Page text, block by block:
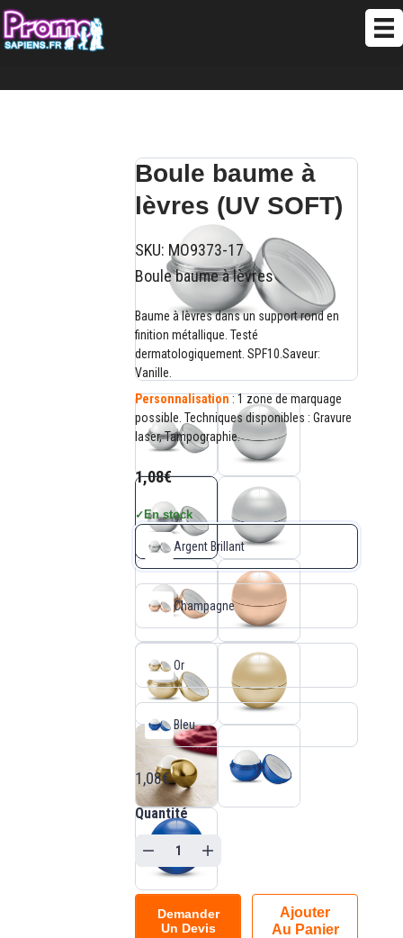
Boule baume à
lèvres (UV SOFT)
SKU: MO9373-17
Boule baume à lèvres
Baume à lèvres dans un support rond en
finition métallique. Testé
dermatologiquement. SPF10.Saveur:
Vanille.
Personnalisation: 1 zone de marquage
possible. Techniques disponibles : Gravure
laser, Tampographie.
1,08€
✓ En stock
Argent Brillant
Champagne
Or
Bleu
1,08€
Quantité
Demander
Un Devis
Ajouter
Au Panier